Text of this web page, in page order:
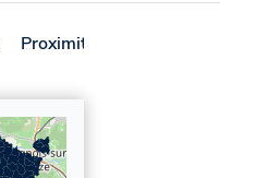
Proximité